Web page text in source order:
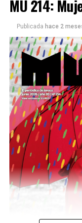
Este número 215
podría ser una frase:
Descargar la
MU 214:
Publicada hace 2